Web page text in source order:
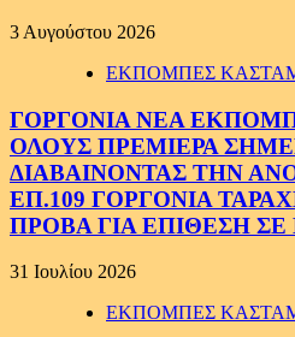
3 Αυγούστου 2026
ΕΚΠΟΜΠΕΣ
ΓΟΡΓΟΝΙΑ ΝΕΑ
ΟΛΟΥΣ ΠΡΕΜΙΕΡΑ
ΔΙΑΒΑΙΝΟΝΤΑΣ ΤΗΝ
ΕΠ.109 ΓΟΡΓΟΝΙΑ
ΠΡΟΒΑ ΓΙΑ ΕΠΙΘΕΣΗ
31 Ιουλίου 2026
ΕΚΠΟΜΠΕΣ